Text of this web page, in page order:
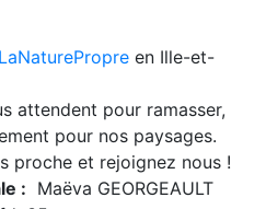
en Ille-et-
attendent pour ramasser,
pour nos paysages.
proche et rejoignez nous !
: Maëva GEORGEAULT